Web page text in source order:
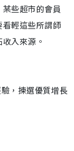
些超市的會員
輕這些所謂師
入來源。
，揀選優質增長